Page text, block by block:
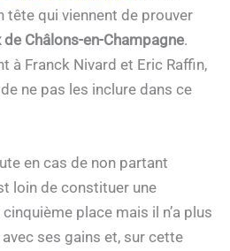
tête qui viennent de prouver
de Châlons-en-Champagne.
à Franck Nivard et Eric Raffin,
ne pas les inclure dans ce
en cas de non partant
loin de constituer une
place mais il n’a plus
ses gains et, sur cette